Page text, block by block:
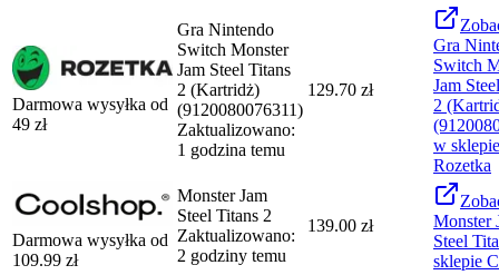
Darmowa wysyłka od
49 zł
Gra Nintendo
Switch Monster
Jam Steel Titans
2 (Kartridż)
(9120080076311)
Zaktualizowano:
1 godzina temu
129.70 zł
Gra
Switch
Jam
2
w sklepie
Rozetka
Darmowa wysyłka od
109.99 zł
Monster Jam
Steel Titans 2
Zaktualizowano:
2 godziny temu
139.00 zł
Monster
Steel
sklepie